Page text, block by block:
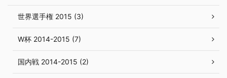
世界選手権 2015 (3)
W杯 2014-2015 (7)
国内戦 2014-2015 (2)